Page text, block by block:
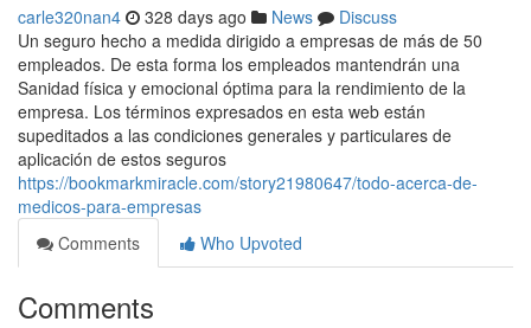
carle320nan4 328 days ago News
Discuss
Un seguro hecho a medida dirigido a empresas de más de 50
empleados. De esta forma los empleados mantendrán una
Sanidad física y emocional óptima para la rendimiento de la
empresa. Los términos expresados en esta web están
supeditados a las condiciones generales y particulares de
aplicación de estos seguros
https://bookmarkmiracle.com/story21980647/todo-acerca-de-
medicos-para-empresas
Comments
Who Upvoted
Comments